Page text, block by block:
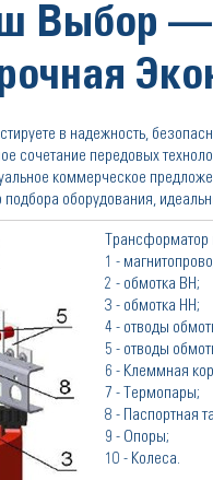
Выбор
в надежность,
сочетание передовых
коммерческое
подбора оборудования,
Трансформатор
1 -
2 - обмотка ВН;
3 - обмотка НН;
4 - отводы
5 - отводы
6 - Клеммная
7 - Термопары;
8 - Паспортная
9 - Опоры;
10 - Колеса.